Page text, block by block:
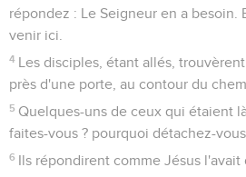
répondez : Le Seigneur en a besoin.
venir ici.
4 Les disciples, étant allés,
près d'une porte, au contour du
5 Quelques-uns de ceux qui étaient
faites-vous ? pourquoi détachez-
6 Ils répondirent comme Jésus l'avait